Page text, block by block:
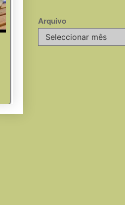
Arquivo
Arquivo